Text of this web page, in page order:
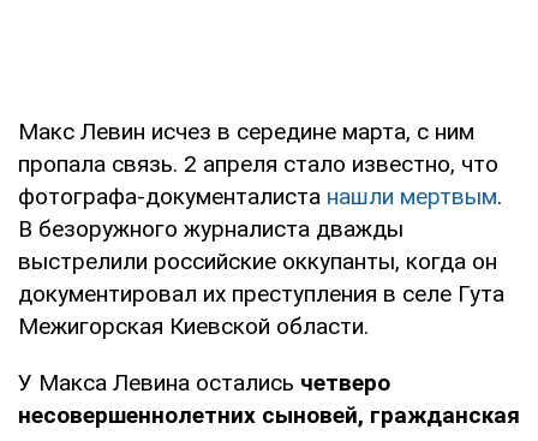
Макс Левин исчез в середине марта, с ним
пропала связь. 2 апреля стало известно, что
фотографа-документалиста нашли мертвым.
В безоружного журналиста дважды
выстрелили российские оккупанты, когда он
документировал их преступления в селе Гута
Межигорская Киевской области.
У Макса Левина остались четверо
несовершеннолетних сыновей, гражданская